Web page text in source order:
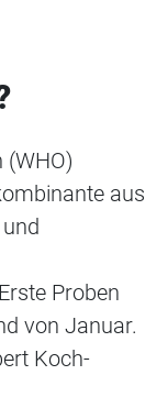
(WHO)
aus
und
Proben
von Januar.
Koch-